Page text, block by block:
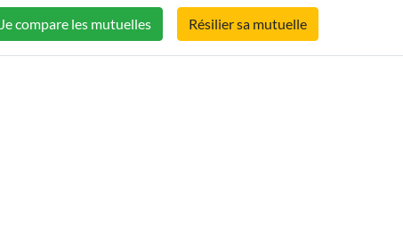
Je compare les mutuelles Résilier sa mutuelle